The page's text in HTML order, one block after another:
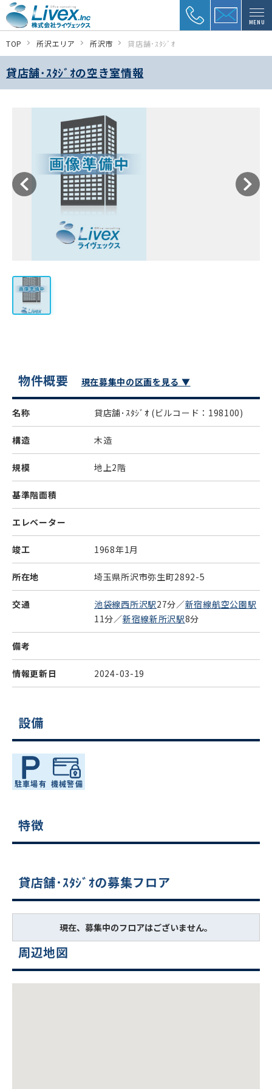
MENU
TOP 所沢エリア 所沢市 貸店舗･ｽﾀｼﾞｵ
貸店舗･ｽﾀｼﾞｵの空き室情報
物件概要 現在募集中の区画を見る ▼
名称 貸店舗･ｽﾀｼﾞｵ (ビルコード：198100)
構造 木造
規模 地上2階
基準階面積
エレベーター
竣工 1968年1月
所在地 埼玉県所沢市弥生町2892-5
交通 池袋線西所沢駅27分／新宿線航空公園駅
11分／新宿線新所沢駅8分
備考
情報更新日 2024-03-19
設備
特徴
貸店舗･ｽﾀｼﾞｵの募集フロア
現在、募集中のフロアはございません。
周辺地図